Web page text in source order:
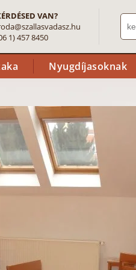
VAN?
1) 457 8450
Nyugdíjasoknak